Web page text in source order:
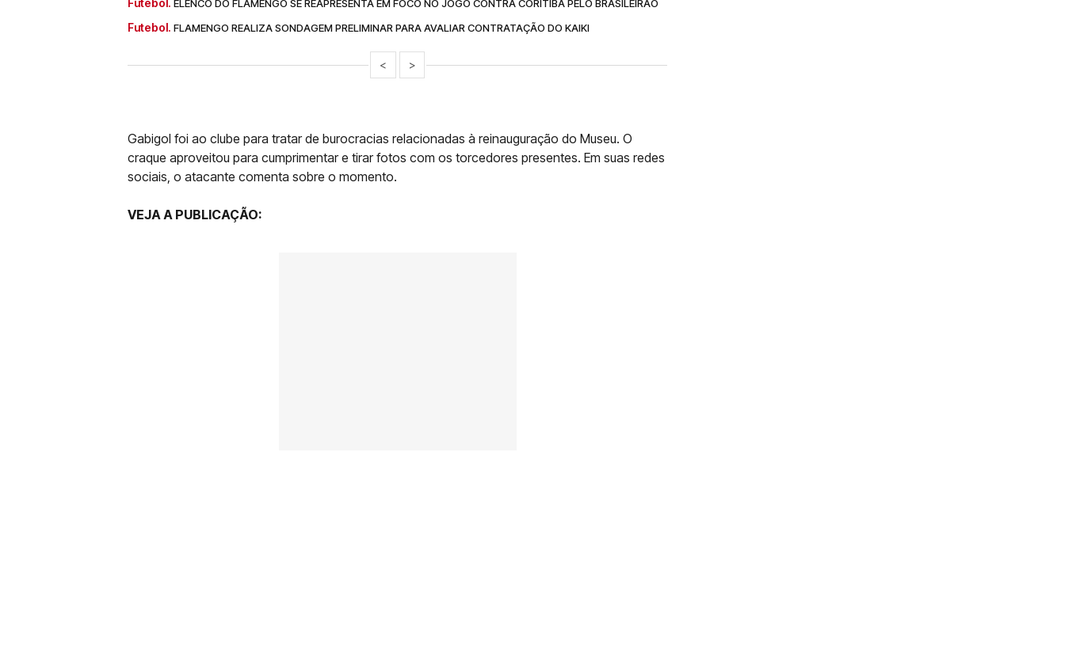
Futebol. ELENCO DO FLAMENGO SE REAPRESENTA EM FOCO NO JOGO CONTRA CORITIBA PELO BRASILEIRÃO
Futebol. FLAMENGO REALIZA SONDAGEM PRELIMINAR PARA AVALIAR CONTRATAÇÃO DO KAIKI
< >
Gabigol foi ao clube para tratar de burocracias relacionadas à reinauguração do Museu. O
craque aproveitou para cumprimentar e tirar fotos com os torcedores presentes. Em suas redes
sociais, o atacante comenta sobre o momento.
VEJA A PUBLICAÇÃO: